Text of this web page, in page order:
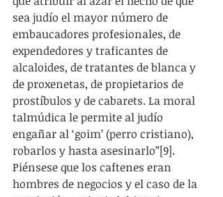
sea judío el mayor número de
embaucadores profesionales, de
expendedores y traficantes de
alcaloides, de tratantes de blanca y
de proxenetas, de propietarios de
prostíbulos y de cabarets. La moral
talmúdica le permite al judío
engañar al ‘goim’ (perro cristiano),
robarlos y hasta asesinarlo”[9].
Piénsese que los caftenes eran
hombres de negocios y el caso de la